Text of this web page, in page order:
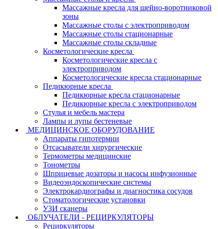
Массажные кресла для шейно-воротниковой
зоны
Массажные столы с электроприводом
Массажные столы стационарные
Массажные столы складные
Косметологические кресла
Косметологические кресла с
электроприводом
Косметологические кресла стационарные
Педикюрные кресла
Педикюрные кресла стационарные
Педикюрные кресла с электроприводом
Стулья и мебель мастера
Лампы и лупы бестеневые
МЕДИЦИНСКОЕ ОБОРУДОВАНИЕ
Аппараты гипотермии
Отсасыватели хирургические
Термометры медицинские
Тонометры
Шприцевые дозаторы и насосы инфузионные
Видеоэндоскопические системы
Электрокардиографы и диагностика сосудов
Стоматологические установки
УЗИ сканеры
ОБЛУЧАТЕЛИ - РЕЦИРКУЛЯТОРЫ
Рециркуляторы